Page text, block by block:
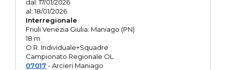
dal: 17/01/2026
al: 18/01/2026
Interregionale
Friuli Venezia Giulia: Maniago (PN)
18 m
O.R. Individuale+Squadre
Campionato Regionale OL
07017 - Arcieri Maniago